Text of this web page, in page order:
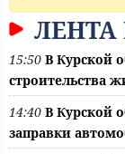
ЛЕНТА
15:50 В Курской
строительства
14:40 В Курской
заправки